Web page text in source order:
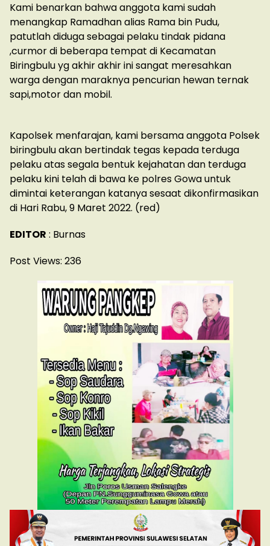
Kami benarkan bahwa anggota kami sudah
menangkap Ramadhan alias Rama bin Pudu,
patutlah diduga sebagai pelaku tindak pidana
,curmor di beberapa tempat di Kecamatan
Biringbulu yg akhir akhir ini sangat meresahkan
warga dengan maraknya pencurian hewan ternak
sapi,motor dan mobil.
Kapolsek menfarajan, kami bersama anggota Polsek
biringbulu akan bertindak tegas kepada terduga
pelaku atas segala bentuk kejahatan dan terduga
pelaku kini telah di bawa ke polres Gowa untuk
dimintai keterangan katanya sesaat dikonfirmasikan
di Hari Rabu, 9 Maret 2022. (red)
EDITOR : Burnas
Post Views: 236